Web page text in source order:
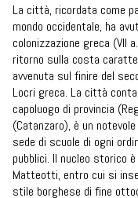
La città, ricordata come
mondo occidentale, ha
colonizzazione greca (VII
ritorno sulla costa
avvenuta sul finire del
Locri greca. La città
capoluogo di provincia
(Catanzaro), è un
sede di scuole di ogni
pubblici. Il nucleo storico
Matteotti, entro cui si
stile borghese di fine